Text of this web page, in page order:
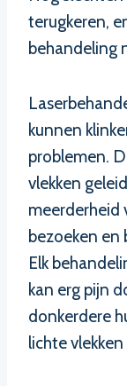
terugkeren,
behandeling
kunnen
problemen.
vlekken
meerderheid
bezoeken en
Elk
kan erg pijn
donkerdere
lichte